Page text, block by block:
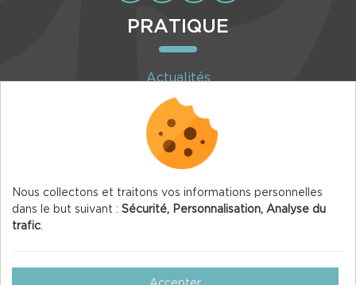
PRATIQUE
Actualités
Agenda
Inscription à la newsletter
Nous collectons et traitons vos informations personnelles
dans le but suivant : Sécurité, Personnalisation, Analyse du
trafic.